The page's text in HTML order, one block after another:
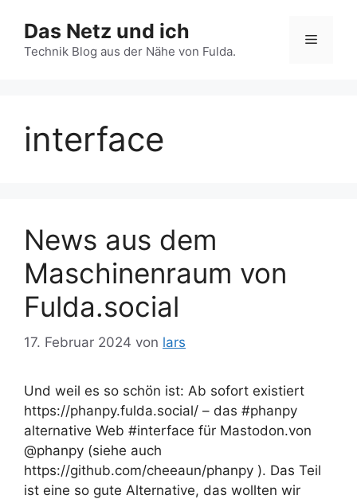
Inhalt
springen
Das Netz und ich
Technik Blog aus der Nähe von Fulda.
Menü
interface
News aus dem
Maschinenraum von
Fulda.social
17. Februar 2024 von lars
Und weil es so schön ist: Ab sofort existiert
https://phanpy.fulda.social/ – das #phanpy
alternative Web #interface für Mastodon.von
@phanpy (siehe auch
https://github.com/cheeaun/phanpy ). Das Teil
ist eine so gute Alternative, das wollten wir